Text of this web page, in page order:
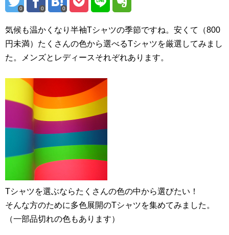
0 0 0
気候も温かくなり半袖Tシャツの季節ですね。安くて（800
円未満）たくさんの色から選べるTシャツを厳選してみまし
た。メンズとレディースそれぞれあります。
Tシャツを選ぶならたくさんの色の中から選びたい！
そんな方のために多色展開のTシャツを集めてみました。
（一部品切れの色もあります）